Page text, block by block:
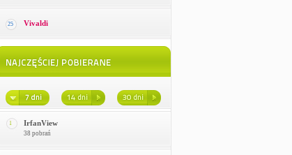
25 Vivaldi
1 IrfanView
38 pobrań